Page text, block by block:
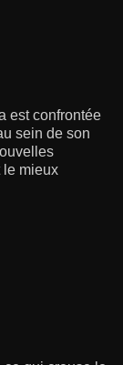
est confrontée
sein de son
le mieux